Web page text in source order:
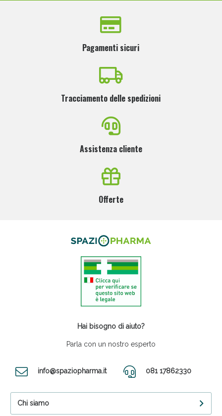
Pagamenti sicuri
Tracciamento delle spedizioni
Assistenza cliente
Offerte
Hai bisogno di aiuto?
Parla con un nostro esperto
info@spaziopharma.it 081 17862330
Chi siamo